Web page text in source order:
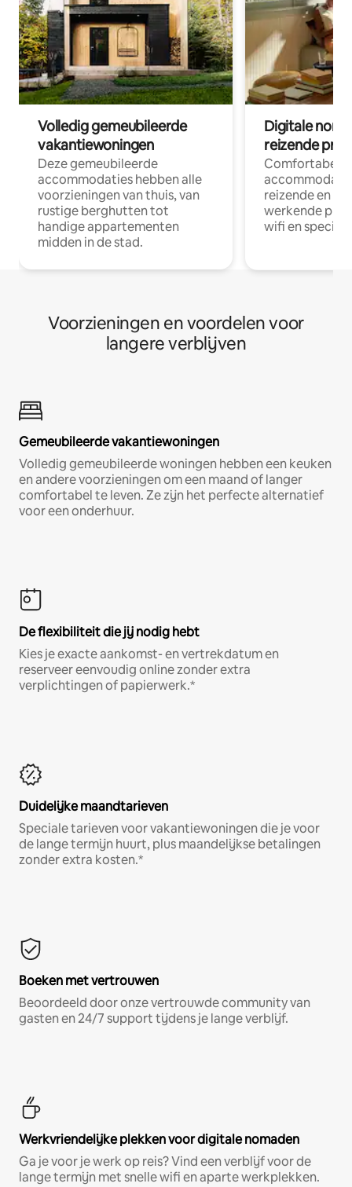
Volledig gemeubileerde
vakantiewoningen
Deze gemeubileerde
accommodaties hebben alle
voorzieningen van thuis, van
rustige berghutten tot
handige appartementen
midden in de stad.
Digitale
reizende
Comfortabele
reizende en
werkende
wifi en
Voorzieningen en voordelen voor
langere verblijven
Gemeubileerde vakantiewoningen
Volledig gemeubileerde woningen hebben een keuken
en andere voorzieningen om een maand of langer
comfortabel te leven. Ze zijn het perfecte alternatief
voor een onderhuur.
De flexibiliteit die jij nodig hebt
Kies je exacte aankomst- en vertrekdatum en
reserveer eenvoudig online zonder extra
verplichtingen of papierwerk.*
Duidelijke maandtarieven
Speciale tarieven voor vakantiewoningen die je voor
de lange termijn huurt, plus maandelijkse betalingen
zonder extra kosten.*
Boeken met vertrouwen
Beoordeeld door onze vertrouwde community van
gasten en 24/7 support tijdens je lange verblijf.
Werkvriendelijke plekken voor digitale nomaden
Ga je voor je werk op reis? Vind een verblijf voor de
lange termijn met snelle wifi en aparte werkplekken.